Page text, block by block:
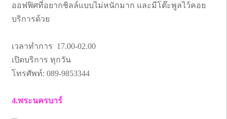
ออฟฟิศที่อยากชิลล์แบบไม่หนักมาก และมีโต๊ะพูลไว้คอย
บริการด้วย
เวลาทำการ 17.00-02.00
เปิดบริการ ทุกวัน
โทรศัพท์: 089-9853344
4.พระนครบาร์